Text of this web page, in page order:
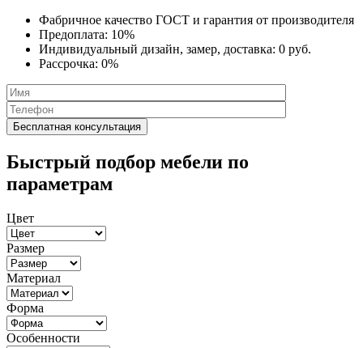
Фабричное качество ГОСТ и гарантия от производителя
Предоплата: 10%
Индивидуальный дизайн, замер, доставка: 0 руб.
Рассрочка: 0%
Быстрый подбор мебели по
параметрам
Цвет
Размер
Материал
Форма
Особенности